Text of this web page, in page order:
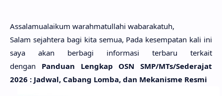
Assalamualaikum warahmatullahi wabarakatuh,
Salam sejahtera bagi kita semua, Pada kesempatan kali ini
saya akan berbagi informasi terbaru terkait
dengan Panduan Lengkap OSN SMP/MTs/Sederajat
2026 : Jadwal, Cabang Lomba, dan Mekanisme Resmi